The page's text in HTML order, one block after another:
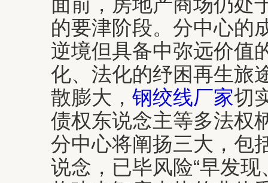
的要津阶段。分中心的
逆境但具备中弥远价值
化、法化的纾困再生旅
散膨大， 钢绞线厂家切
债权东说念主等多法权
分中心将阐扬三大，包
说念，已毕风险“早发